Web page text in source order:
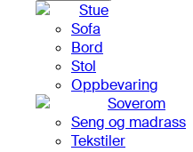
Stue
Sofa
Bord
Stol
Oppbevaring
Soverom
Seng og madrass
Tekstiler